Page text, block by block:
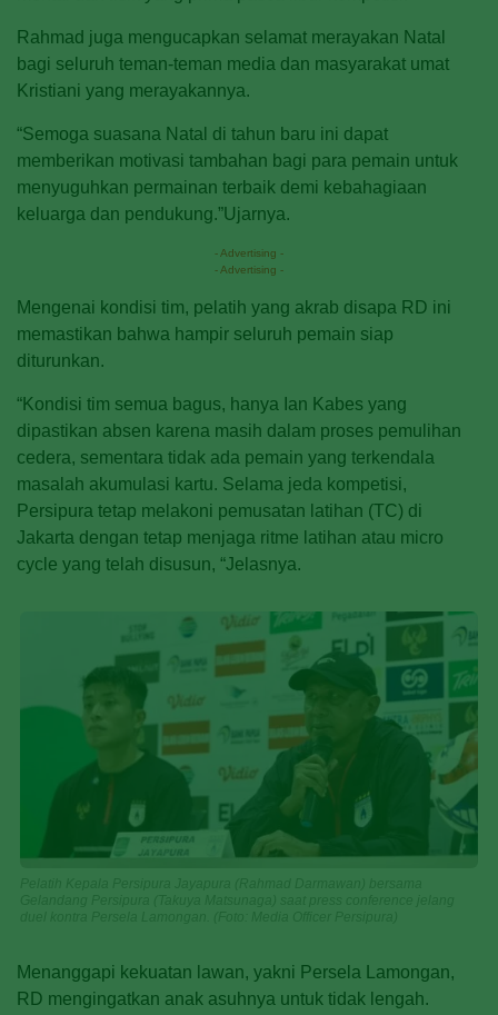
Rahmad juga mengucapkan selamat merayakan Natal
bagi seluruh teman-teman media dan masyarakat umat
Kristiani yang merayakannya.
“Semoga suasana Natal di tahun baru ini dapat
memberikan motivasi tambahan bagi para pemain untuk
menyuguhkan permainan terbaik demi kebahagiaan
keluarga dan pendukung.”Ujarnya.
- Advertising -
- Advertising -
Mengenai kondisi tim, pelatih yang akrab disapa RD ini
memastikan bahwa hampir seluruh pemain siap
diturunkan.
“Kondisi tim semua bagus, hanya Ian Kabes yang
dipastikan absen karena masih dalam proses pemulihan
cedera, sementara tidak ada pemain yang terkendala
masalah akumulasi kartu. Selama jeda kompetisi,
Persipura tetap melakoni pemusatan latihan (TC) di
Jakarta dengan tetap menjaga ritme latihan atau micro
cycle yang telah disusun, “Jelasnya.
Menanggapi kekuatan lawan, yakni Persela Lamongan,
RD mengingatkan anak asuhnya untuk tidak lengah.